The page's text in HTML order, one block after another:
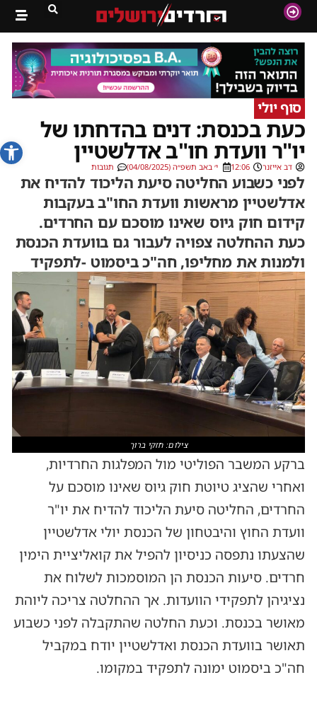
פתח
סוף יולי
כעת בכנסת: דנים בהדחתו של
יו"ר וועדת חו"ב אדלשטיין
דב אייזנר 12:06 י׳ באב תשפ״ה (04/08/2025) תגובות
לפני כשבוע החליטה סיעת הליכוד להדיח את
אדלשטיין מראשות וועדת החו"ב בעקבות
קידום חוק גיוס שאינו מוסכם עם החרדים.
כעת ההחלטה צפויה לעבור גם בוועדת הכנסת
ולמנות את מחליפו, חה"כ ביסמוט -לתפקיד
צילום: חזקי ברוך
ברקע המשבר הפוליטי מול המפלגות החרדיות,
ואחרי שהציג טיוטת חוק גיוס שאינו מוסכם על
החרדים, החליטה סיעת הליכוד להדיח את יו"ר
וועדת החוץ והיבטחון של הכנסת יולי אדלשטיין
שהצעתו נתפסה כניסיון להפיל את קואליציית הימין
חרדים. סיעות הכנסת הן המוסמכות לשלוח את
נציגיהן לתפקידי הוועדות. אך ההחלטה צריכה ליוהת
מאושר בכנסת. וכעת החלטה שהתקבלה לפני כשבוע
תאושר בוועדת הכנסת ואדלשטיין יודח במקביל
חה"כ ביסמוט ימונה לתפקיד במקומו.